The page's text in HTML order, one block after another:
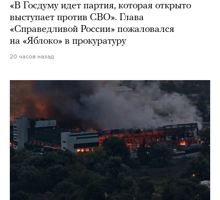
«В Госдуму идет партия, которая открыто
выступает против СВО». Глава
«Справедливой России» пожаловался
на «Яблоко» в прокуратуру
20 часов назад